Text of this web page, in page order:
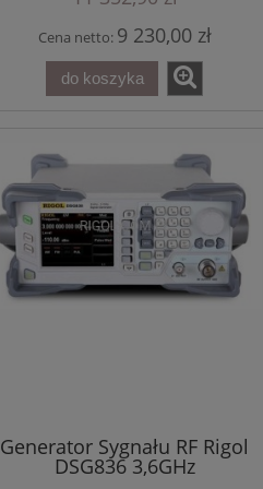
Cena netto: 9 230,00 zł
do koszyka
Generator Sygnału RF Rigol
DSG836 3,6GHz